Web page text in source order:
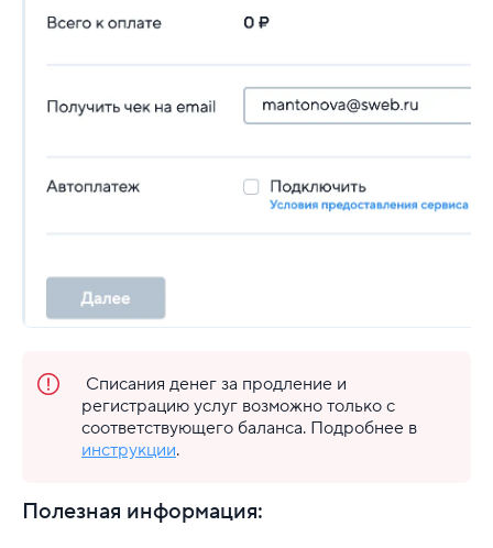
Списания денег за продление и
регистрацию услуг возможно только с
соответствующего баланса. Подробнее в
инструкции.
Полезная информация: